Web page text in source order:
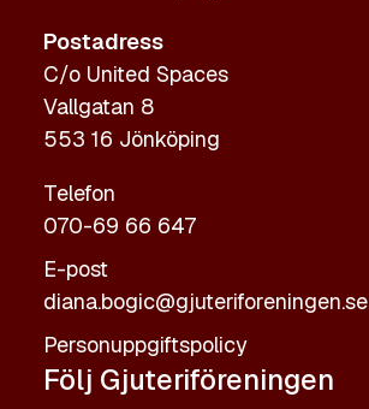
Postadress
C/o United Spaces
Vallgatan 8
553 16 Jönköping
Telefon
070-69 66 647
E-post
diana.bogic@gjuteriforeningen.se
Personuppgiftspolicy
Följ Gjuteriföreningen